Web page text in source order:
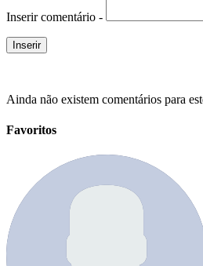
Inserir comentário -
Ainda não existem comentários para
Favoritos